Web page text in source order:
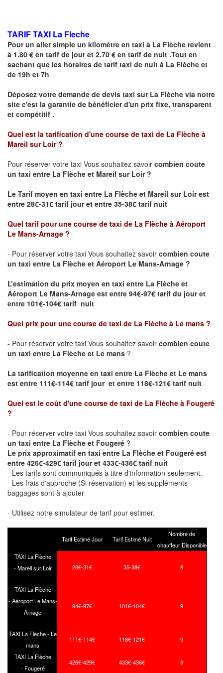
TARIF TAXI La Fleche
Pour un aller simple un kilomètre en taxi à La Flèche revient
à 1.80 € en tarif de jour et 2.70 € en tarif de nuit .Tout en
sachant que les horaires de tarif taxi de nuit à La Flèche et
de 19h et 7h
Déposez votre demande de devis taxi sur La Flèche via notre
site c'est la garantie de bénéficier d'un prix fixe, transparent
et compétitif .
Quel est la tarification d'une course de taxi de La Flèche à
Mareil sur Loir ?
Pour réserver votre taxi Vous souhaitez savoir combien coute
un taxi entre La Flèche et Mareil sur Loir ?
Le Tarif moyen en taxi entre La Flèche et Mareil sur Loir est
entre 28€-31€ tarif jour et entre 35-38€ tarif nuit
Quel tarif pour une course de taxi de La Flèche à Aéroport
Le Mans-Arnage ?
- Pour réserver votre taxi Vous souhaitez savoir combien coute
un taxi entre La Flèche et Aéroport Le Mans-Arnage ?
L’estimation du prix moyen en taxi entre La Flèche et
Aéroport Le Mans-Arnage est entre 94€-97€ tarif du jour et
entre 101€-104€ tarif nuit
Quel prix pour une course de taxi de La Flèche à Le mans ?
- Pour réserver votre taxi Vous souhaitez savoir combien coute
un taxi entre La Flèche et Le mans ?
La tarification moyenne en taxi entre La Flèche et Le mans
est entre 111€-114€ tarif jour et entre 118€-121€ tarif nuit
Quel est le coût d'une course de taxi de La Flèche à Fougeré
?
- Pour réserver votre taxi Vous souhaitez savoir combien coute
un taxi entre La Flèche et Fougeré ?
Le prix approximatif en taxi entre La Flèche et Fougeré est
entre 426€-429€ tarif jour et 433€-436€ tarif nuit
- Les tarifs sont communiqués à titre d'information seulement.
- Les frais d'approche (Si réservation) et les suppléments
baggages sont à ajouter
- Utilisez notre simulateur de tarif pour estimer.
Tarif Estimé Jour Tarif Estimé Nuit
Nombre de
chauffeur Disponible
TAXI La Flèche
- Mareil sur Loir
28€-31€ 35-38€ 9
TAXI La Flèche
- Aéroport Le Mans-
Arnage
94€-97€ 101€-104€ 9
TAXI La Flèche - Le
mans
111€-114€ 118€-121€ 9
TAXI La Flèche
- Fougeré
426€-429€ 433€-436€ 9